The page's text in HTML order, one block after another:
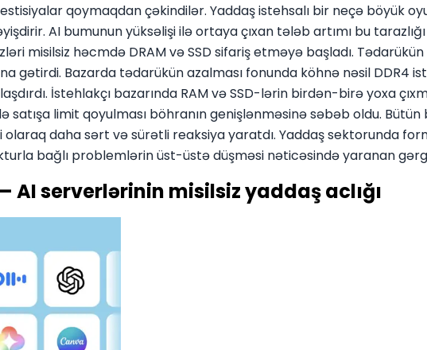
qoymaqdan çəkindilər. Yaddaş istehsalı bir neçə böyük
AI bumunun yüksəlişi ilə ortaya çıxan tələb artımı bu
misilsiz həcmdə DRAM və SSD sifariş etməyə başladı.
gətirdi. Bazarda tədarükün azalması fonunda köhnə nəsil DDR4
İstehlakçı bazarında RAM və SSD-lərin birdən-birə yoxa
limit qoyulması böhranın genişlənməsinə səbəb oldu.
daha sərt və sürətli reaksiya yaratdı. Yaddaş sektorunda
bağlı problemlərin üst-üstə düşməsi nəticəsində yaranan
AI serverlərinin misilsiz yaddaş aclığı